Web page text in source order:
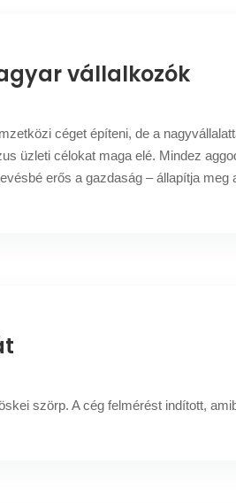
vállalkozók
céget építeni, de a
üzleti célokat maga elé. Mindez
erős a gazdaság – állapítja
szörp. A cég felmérést indított,